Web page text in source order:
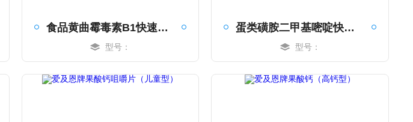
食品黄曲霉毒素B1快速检测卡
型号：
蛋类磺胺二甲基嘧啶快速检测卡
型号：